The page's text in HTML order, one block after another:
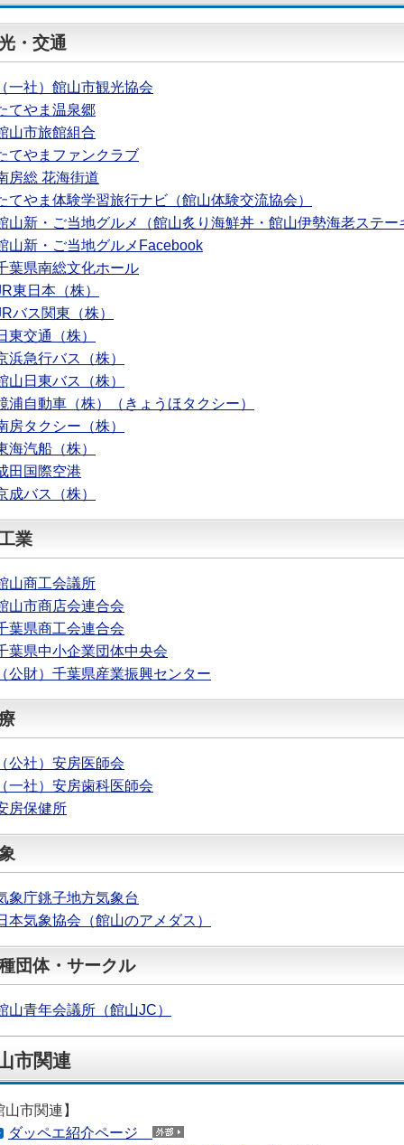
・交通
一社）館山市観光協会
てやま温泉郷
山市旅館組合
てやまファンクラブ
房総 花海街道
てやま体験学習旅行ナビ（館山体験交流協会）
山新・ご当地グルメ（館山炙り海鮮丼・館山伊勢海老ステー
山新・ご当地グルメFacebook
葉県南総文化ホール
東日本（株）
バス関東（株）
東交通（株）
浜急行バス（株）
山日東バス（株）
浦自動車（株）（きょうほタクシー）
房タクシー（株）
海汽船（株）
田国際空港
成バス（株）
業
山商工会議所
山市商店会連合会
葉県商工会連合会
葉県中小企業団体中央会
公財）千葉県産業振興センター
公社）安房医師会
一社）安房歯科医師会
房保健所
象庁銚子地方気象台
本気象協会（館山のアメダス）
団体・サークル
山青年会議所（館山JC）
市関連
山市関連】
ダッペエ紹介ページ